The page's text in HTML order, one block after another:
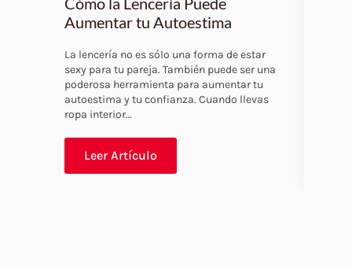
Aumentar tu Autoestima
La lencería no es sólo una forma de estar
sexy para tu pareja. También puede ser una
poderosa herramienta para aumentar tu
autoestima y tu confianza. Cuando llevas
ropa interior…
Leer Artículo